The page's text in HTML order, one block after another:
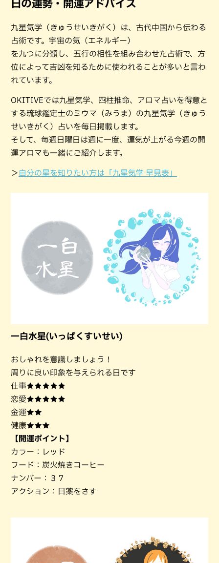
日の運勢・開運アドバイス
九星気学（きゅうせいきがく）は、古代中国から伝わる
占術です。宇宙の気（エネルギー）
を九つに分類し、五行の相性を組み合わせた占術で、方
位によって吉凶を知るために使われることが多いと言わ
れています。
OKITIVEでは九星気学、四柱推命、アロマ占いを得意と
する琉球鑑定士のミウマ（みうま）の九星気学（きゅう
せいきがく）占いを毎日掲載します。
そして、毎週日曜日は週に一度、運気が上がる今週の開
運アロマも一緒にご紹介します。
＞ 自分の星を知りたい方は「九星気学 早見表」
一白水星(いっぱくすいせい)
おしゃれを意識しましょう！
周りに良い印象を与えられる日です
仕事★★★★★
恋愛★★★★★
金運★★
健康★★★
【開運ポイント】
カラー：レッド
フード：炭火焼きコーヒー
ナンバー：３７
アクション：目薬をさす